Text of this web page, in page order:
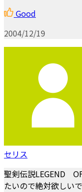
Good
2004/12/19
セリス
聖剣伝説LEGEND
たいので絶対欲しい